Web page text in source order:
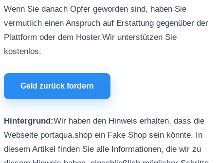
Wenn Sie danach Opfer geworden sind, haben Sie
vermutlich einen Anspruch auf Erstattung gegenüber der
Plattform oder dem Hoster.Wir unterstützen Sie
kostenlos.
Geld zurück fordern
Hintergrund:Wir haben den Hinweis erhalten, dass die
Webseite portaqua.shop ein Fake Shop sein könnte. In
diesem Artikel finden Sie alle Informationen, die wir zu